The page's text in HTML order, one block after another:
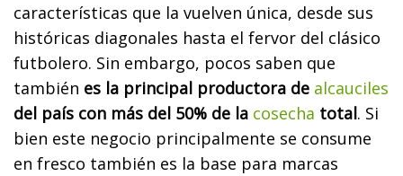
características que la vuelven única, desde sus
históricas diagonales hasta el fervor del clásico
futbolero. Sin embargo, pocos saben que
también es la principal productora de alcauciles
del país con más del 50% de la cosecha total. Si
bien este negocio principalmente se consume
en fresco también es la base para marcas